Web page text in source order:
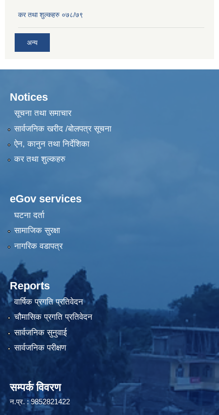
कर तथा शुल्कहरु ०७८/७९
अन्य
Notices
सूचना तथा समाचार
सार्वजनिक खरीद /बोलपत्र सूचना
ऐन, कानुन तथा निर्देशिका
कर तथा शुल्कहरु
eGov services
घटना दर्ता
सामाजिक सुरक्षा
नागरिक वडापत्र
Reports
वार्षिक प्रगति प्रतिवेदन
चौमासिक प्रगति प्रतिवेदन
सार्वजनिक सुनुवाई
सार्वजनिक परीक्षण
सम्पर्क विवरण
न.प्र. : 9852821422